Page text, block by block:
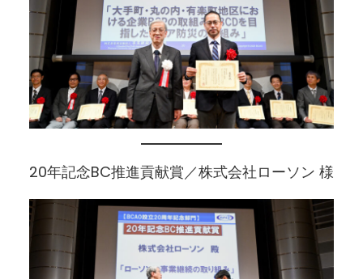
20年記念BC推進貢献賞／株式会社ローソン 様